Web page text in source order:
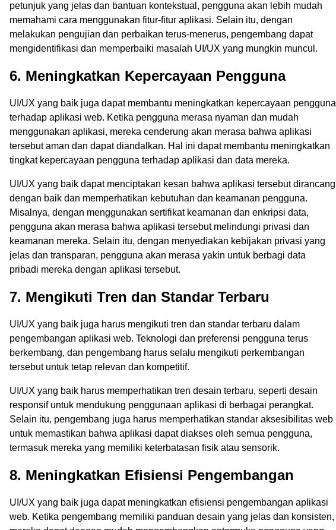
petunjuk yang jelas dan bantuan kontekstual, pengguna akan lebih mudah
memahami cara menggunakan fitur-fitur aplikasi. Selain itu, dengan
melakukan pengujian dan perbaikan terus-menerus, pengembang dapat
mengidentifikasi dan memperbaiki masalah UI/UX yang mungkin muncul.
6. Meningkatkan Kepercayaan Pengguna
UI/UX yang baik juga dapat membantu meningkatkan kepercayaan pengguna
terhadap aplikasi web. Ketika pengguna merasa nyaman dan mudah
menggunakan aplikasi, mereka cenderung akan merasa bahwa aplikasi
tersebut aman dan dapat diandalkan. Hal ini dapat membantu meningkatkan
tingkat kepercayaan pengguna terhadap aplikasi dan data mereka.
UI/UX yang baik dapat menciptakan kesan bahwa aplikasi tersebut dirancang
dengan baik dan memperhatikan kebutuhan dan keamanan pengguna.
Misalnya, dengan menggunakan sertifikat keamanan dan enkripsi data,
pengguna akan merasa bahwa aplikasi tersebut melindungi privasi dan
keamanan mereka. Selain itu, dengan menyediakan kebijakan privasi yang
jelas dan transparan, pengguna akan merasa yakin untuk berbagi data
pribadi mereka dengan aplikasi tersebut.
7. Mengikuti Tren dan Standar Terbaru
UI/UX yang baik juga harus mengikuti tren dan standar terbaru dalam
pengembangan aplikasi web. Teknologi dan preferensi pengguna terus
berkembang, dan pengembang harus selalu mengikuti perkembangan
tersebut untuk tetap relevan dan kompetitif.
UI/UX yang baik harus memperhatikan tren desain terbaru, seperti desain
responsif untuk mendukung penggunaan aplikasi di berbagai perangkat.
Selain itu, pengembang juga harus memperhatikan standar aksesibilitas web
untuk memastikan bahwa aplikasi dapat diakses oleh semua pengguna,
termasuk mereka yang memiliki keterbatasan fisik atau sensorik.
8. Meningkatkan Efisiensi Pengembangan
UI/UX yang baik juga dapat meningkatkan efisiensi pengembangan aplikasi
web. Ketika pengembang memiliki panduan desain yang jelas dan konsisten,